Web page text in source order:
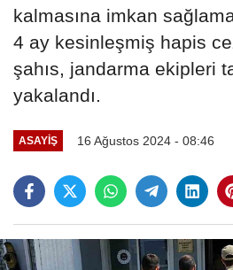
kalmasına imkan
4 ay kesinleşmiş hapis
şahıs, jandarma ekipleri
yakalandı.
ASAYIŞ 16 Ağustos 2024 - 08:46